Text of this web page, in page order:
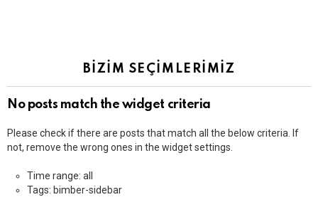
BİZİM SEÇİMLERİMİZ
No posts match the widget criteria
Please check if there are posts that match all the below criteria. If
not, remove the wrong ones in the widget settings.
Time range: all
Tags: bimber-sidebar